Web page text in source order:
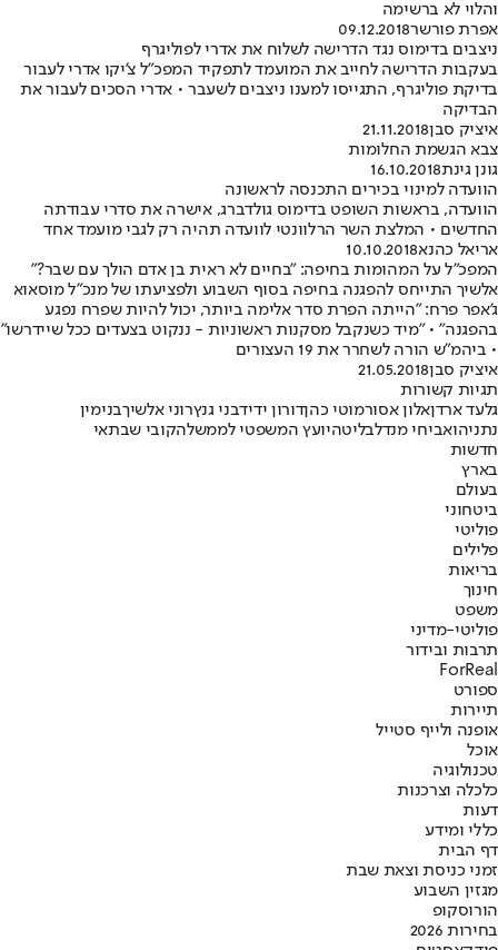
והלוי לא ברשימה
אפרת פורשר09.12.2018
ניצבים בדימוס נגד הדרישה לשלוח את אדרי לפוליגרף
בעקבות הדרישה לחייב את המועמד לתפקיד המפכ"ל צ'יקו אדרי לעבור
בדיקת פוליגרף, התגייסו למענו ניצבים לשעבר • אדרי הסכים לעבור את
הבדיקה
איציק סבן21.11.2018
צבא הגשמת החלומות
גונן גינת16.10.2018
הוועדה למינוי בכירים התכנסה לראשונה
הוועדה, בראשות השופט בדימוס גולדברג, אישרה את סדרי עבודתה
החדשים • המלצת השר הרלוונטי לוועדה תהיה רק לגבי מועמד אחד
אריאל כהנא10.10.2018
המפכ"ל על המהומות בחיפה: "בחיים לא ראית בן אדם הולך עם שבר?"
אלשיך התייחס להפגנה בחיפה בסוף השבוע ולפציעתו של מנכ"ל מוסאוא
ג'אפר פרח: "הייתה הפרת סדר אלימה ביותר, יכול להיות שפרח נפגע
בהפגנה" • "מיד כשנקבל מסקנות ראשוניות - ננקוט בצעדים ככל שיידרשו"
• ביהמ"ש הורה לשחרר את 19 העצורים
איציק סבן21.05.2018
תגיות קשורות
גלעד ארדןאלון אסורמוטי כהןדורון ידידבני גנץרוני אלשיךבנימין
נתניהואביחי מנדלבליטהיועץ המשפטי לממשלהקובי שבתאי
חדשות
בארץ
בעולם
ביטחוני
פוליטי
פלילים
בריאות
חינוך
משפט
פוליטי-מדיני
תרבות ובידור
ForReal
ספורט
תיירות
אופנה ולייף סטייל
אוכל
טכנולוגיה
כלכלה וצרכנות
דעות
כללי ומידע
דף הבית
זמני כניסת וצאת שבת
מגזין השבוע
הורוסקופ
בחירות 2026